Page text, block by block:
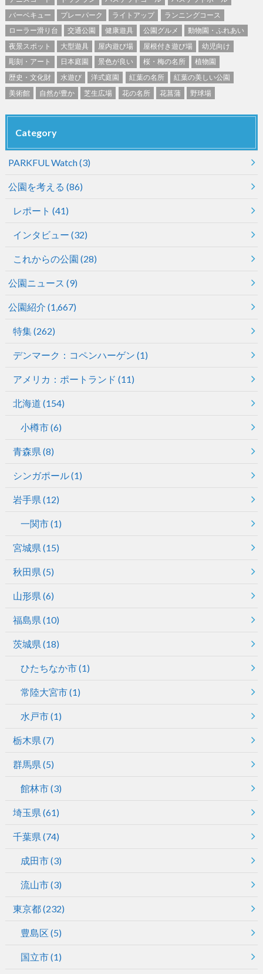
バーベキュー
プレーパーク ライトアップ
ランニングコース
ローラー滑り台
交通公園 健康遊具 公園グルメ
動物園・ふれあい
夜景スポット
大型遊具 屋内遊び場 屋根付き遊び場
幼児向け
彫刻・アート
日本庭園 景色が良い 桜・梅の名所
植物園
歴史・文化財
水遊び 洋式庭園 紅葉の名所
紅葉の美しい公園
美術館
自然が豊か 芝生広場 花の名所 花菖蒲 野球場
Category
PARKFUL Watch(3)
公園を考える (86)
レポート (41)
インタビュー (32)
これからの公園 (28)
公園ニュース (9)
公園紹介 (1,667)
特集(262)
デンマーク：コペンハーゲン (1)
アメリカ：ポートランド (11)
北海道 (154)
小樽市(6)
青森県 (8)
シンガポール(1)
岩手県 (12)
一関市(1)
宮城県 (15)
秋田県 (5)
山形県 (6)
福島県 (10)
茨城県 (18)
ひたちなか市(1)
常陸大宮市(1)
水戸市(1)
栃木県 (7)
群馬県 (5)
館林市(3)
埼玉県 (61)
千葉県 (74)
成田市(3)
流山市(3)
東京都(232)
豊島区 (5)
国立市(1)